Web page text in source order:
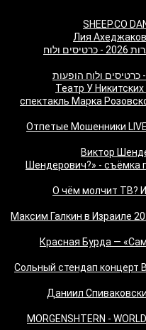
SHEEP.CO
Лия
משופן ועד AC/DC - מופע פסנתר לאור נרות 2026 - כרטיסים ולוח
"Театр У
спектакль Марка
Отпетые Мошенники
Виктор
Шендерович?» - съёмка
«О чём молчит ТВ?
Максим Галкин в Израиле
Красная Бурда —
"Сольный стендап концерт
"Даниил
MORGENSHTERN -